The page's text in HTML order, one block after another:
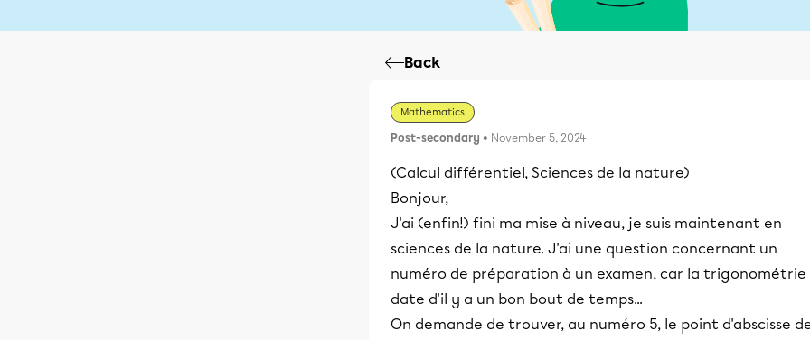
Back
Mathematics
Post-secondary • November 5, 2024
(Calcul différentiel, Sciences de la nature)
Bonjour,
J'ai (enfin!) fini ma mise à niveau, je suis maintenant en
sciences de la nature. J'ai une question concernant un
numéro de préparation à un examen, car la trigonométrie
date d'il y a un bon bout de temps...
On demande de trouver, au numéro 5, le point d'abscisse